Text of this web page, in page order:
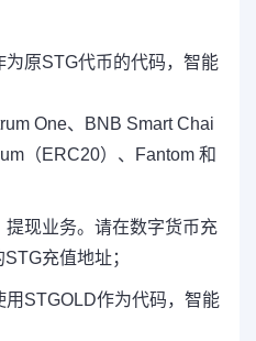
为原STG代币的代码，智能
One、BNB Smart Chai
（ERC20）、Fantom 和
现业务。请在数字货币充
充值地址；
用STGOLD作为代码，智能